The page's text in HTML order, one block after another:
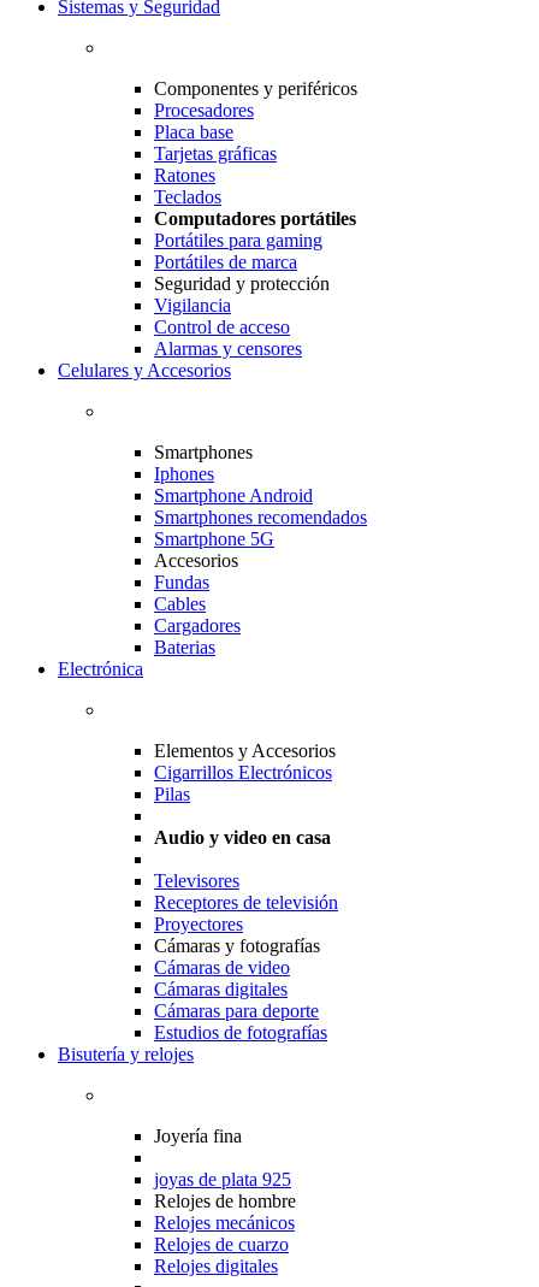
Sistemas y Seguridad
Componentes y periféricos
Procesadores
Placa base
Tarjetas gráficas
Ratones
Teclados
Computadores portátiles
Portátiles para gaming
Portátiles de marca
Seguridad y protección
Vigilancia
Control de acceso
Alarmas y censores
Celulares y Accesorios
Smartphones
Iphones
Smartphone Android
Smartphones recomendados
Smartphone 5G
Accesorios
Fundas
Cables
Cargadores
Baterias
Electrónica
Elementos y Accesorios
Cigarrillos Electrónicos
Pilas
Audio y video en casa
Televisores
Receptores de televisión
Proyectores
Cámaras y fotografías
Cámaras de video
Cámaras digitales
Cámaras para deporte
Estudios de fotografías
Bisutería y relojes
Joyería fina
joyas de plata 925
Relojes de hombre
Relojes mecánicos
Relojes de cuarzo
Relojes digitales